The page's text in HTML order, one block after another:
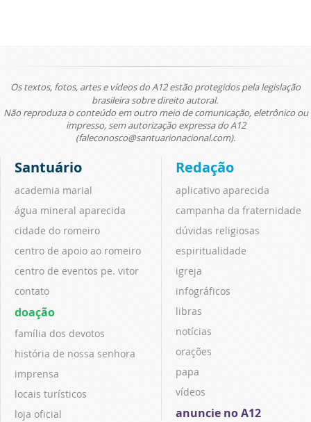
Os textos, fotos, artes e vídeos do A12 estão protegidos pela legislação
brasileira sobre direito autoral.
Não reproduza o conteúdo em outro meio de comunicação, eletrônico ou
impresso, sem autorização expressa do A12
(faleconosco@santuarionacional.com).
Santuário
academia marial
água mineral aparecida
cidade do romeiro
centro de apoio ao romeiro
centro de eventos pe. vitor
contato
doação
família dos devotos
história de nossa senhora
imprensa
locais turísticos
loja oficial
Redação
aplicativo aparecida
campanha da fraternidade
dúvidas religiosas
espiritualidade
igreja
infográficos
libras
notícias
orações
papa
vídeos
anuncie no A12